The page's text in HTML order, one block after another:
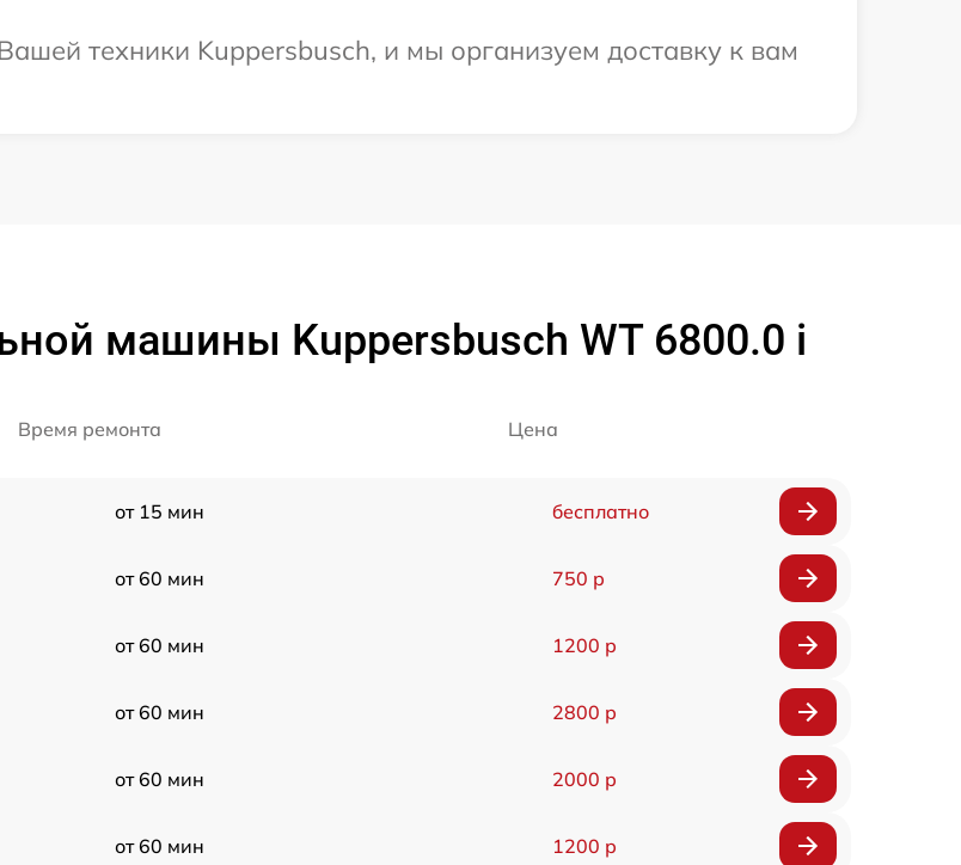
техники Kuppersbusch, и мы организуем доставку к вам
машины Kuppersbusch WT 6800.0 i
Время ремонта Цена
от 15 мин бесплатно
от 60 мин 750 р
от 60 мин 1200 р
от 60 мин 2800 р
от 60 мин 2000 р
от 60 мин 1200 р